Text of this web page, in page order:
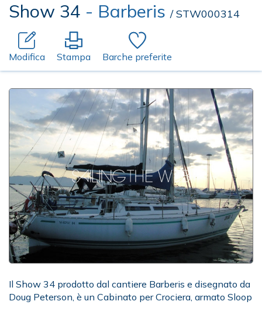
Show 34 - Barberis / STW000314
Modifica Stampa Barche preferite
Il Show 34 prodotto dal cantiere Barberis e disegnato da
Doug Peterson, è un Cabinato per Crociera, armato Sloop